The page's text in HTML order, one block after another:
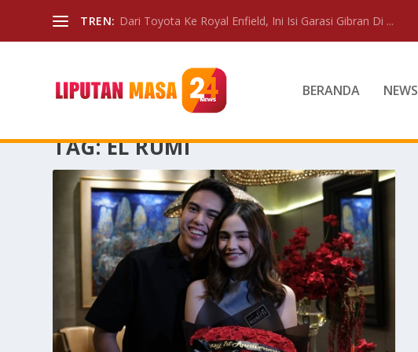
TREN: Dari Toyota Ke Royal Enfield, Ini Isi Garasi Gibran Di ...
BERANDA NEWS
TAG:EL RUMI